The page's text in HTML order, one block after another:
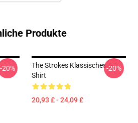
Produkte
-20%
The Strokes Klassisches T-
Shirt
20,93 £ - 24,09 £
-20%